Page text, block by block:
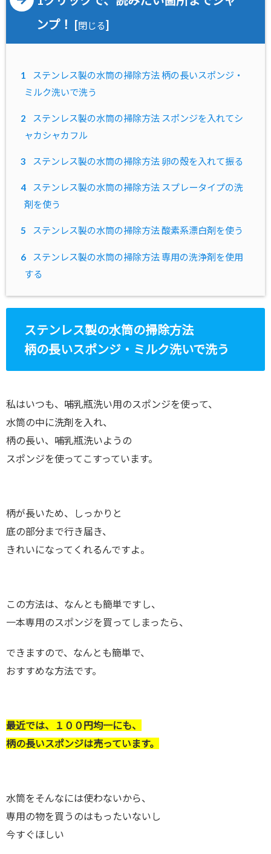
ンプ！
[閉じる]
1
ステンレス製の水筒の掃除方法 柄の長いスポンジ・
ミルク洗いで洗う
2
ステンレス製の水筒の掃除方法 スポンジを入れてシ
ャカシャカフル
3 ステンレス製の水筒の掃除方法 卵の殻を入れて振る
4
ステンレス製の水筒の掃除方法 スプレータイプの洗
剤を使う
5 ステンレス製の水筒の掃除方法 酸素系漂白剤を使う
6
ステンレス製の水筒の掃除方法 専用の洗浄剤を使用
する
ステンレス製の水筒の掃除方法
柄の長いスポンジ・ミルク洗いで洗う
私はいつも、哺乳瓶洗い用のスポンジを使って、
水筒の中に洗剤を入れ、
柄の長い、哺乳瓶洗いようの
スポンジを使ってこすっています。
柄が長いため、しっかりと
底の部分まで行き届き、
きれいになってくれるんですよ。
この方法は、なんとも簡単ですし、
一本専用のスポンジを買ってしまったら、
できますので、なんとも簡単で、
おすすめな方法です。
最近では、１００円均一にも、
柄の長いスポンジは売っています。
水筒をそんなには使わないから、
専用の物を買うのはもったいないし
今すぐほしい